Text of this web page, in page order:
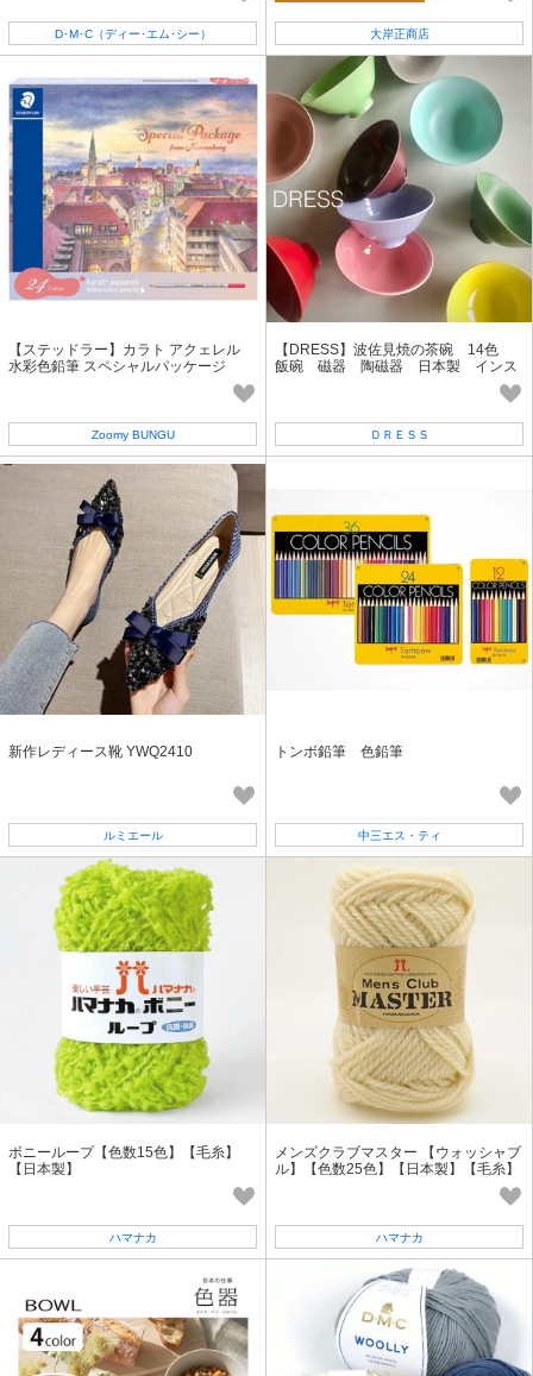
D･M･C（ディー･エム･シー） 大岸正商店
【ステッドラー】カラト アクェレル
水彩色鉛筆 スペシャルパッケージ
Zoomy BUNGU
【DRESS】波佐見焼の茶碗 14色
飯碗 磁器 陶磁器 日本製 インス
ＤＲＥＳＳ
新作レディース靴 YWQ2410
ルミエール
トンボ鉛筆 色鉛筆
中三エス・ティ
ボニーループ【色数15色】【毛糸】
【日本製】
ハマナカ
メンズクラブマスター 【ウォッシャブ
ル】【色数25色】【日本製】【毛糸】
ハマナカ